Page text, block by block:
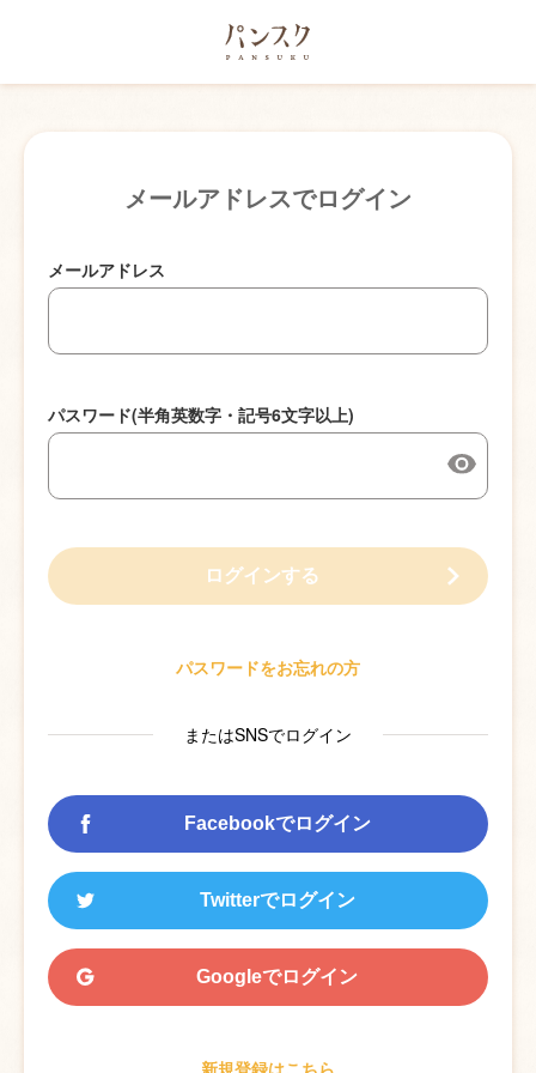
メールアドレスでログイン
メールアドレス
パスワード(半角英数字・記号6文字以上)
ログインする
パスワードをお忘れの方
またはSNSでログイン
Facebookでログイン
Twitterでログイン
Googleでログイン
新規登録はこちら